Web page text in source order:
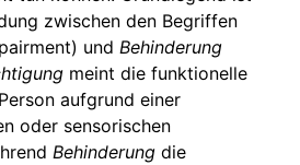
zwischen den Begriffen
und Behinderung
meint die funktionelle
aufgrund einer
oder sensorischen
Behinderung die